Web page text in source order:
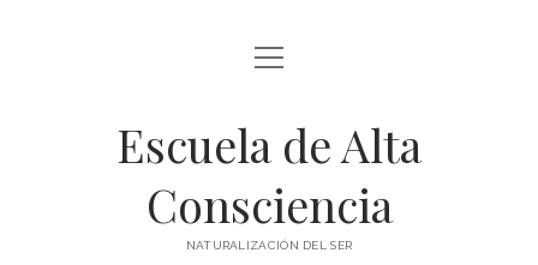
BLOG Y ARTÍCULOS
whatsapp
abrir
menú
Escuela de Alta
Consciencia
NATURALIZACIÓN DEL SER